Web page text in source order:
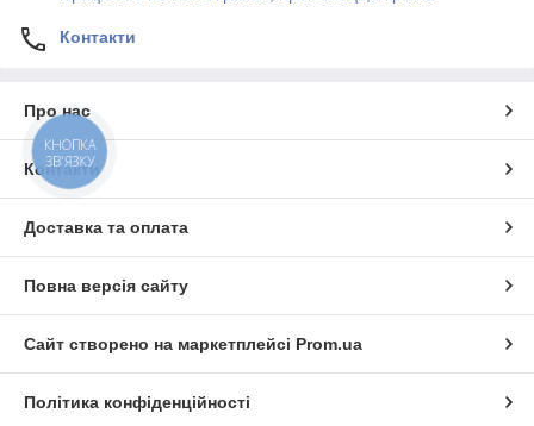
Контакти
Про нас
Контакти
Доставка та оплата
Повна версія сайту
Сайт створено на маркетплейсі Prom.ua
Політика конфіденційності
КНОПКА
ЗВ'ЯЗКУ